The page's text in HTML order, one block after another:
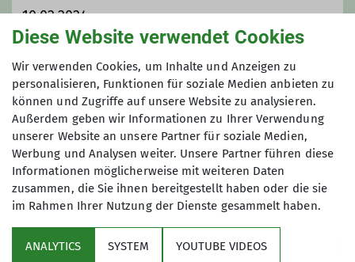
und Gefallen am Bergsport gefunden
haben. Wir wollen in einer netten
Gruppe gemeinsam etwas erleben,
wobei der Spass an oberster Stelle
steht. Ziel ist auch, Leute
kennenzulernen, mit denen man auch
mal spontan was unternehmen kann.
Unser Kreis kann durchaus noch
erweitert werden. Wir unternehmen
Skitouren, Bergtouren, hochalpine
Touren, Mountainbiketouren.
10.02.2024
Maximale Teilnehmeranzahl
6
Diese Website verwendet Cookies
Wir verwenden Cookies, um Inhalte und Anzeigen zu
personalisieren, Funktionen für soziale Medien anbieten zu
können und Zugriffe auf unsere Website zu analysieren.
Außerdem geben wir Informationen zu Ihrer Verwendung
unserer Website an unsere Partner für soziale Medien,
Werbung und Analysen weiter. Unsere Partner führen diese
Informationen möglicherweise mit weiteren Daten
zusammen, die Sie ihnen bereitgestellt haben oder die sie
im Rahmen Ihrer Nutzung der Dienste gesammelt haben.
ANALYTICS SYSTEM YOUTUBE VIDEOS